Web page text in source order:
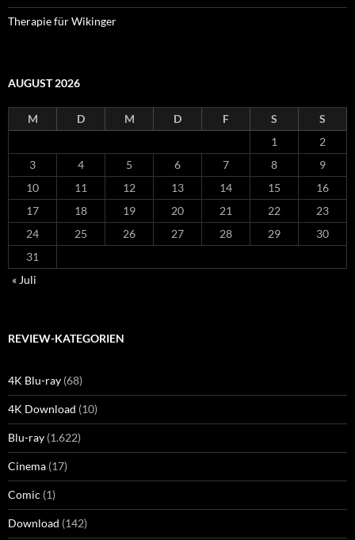
Therapie für Wikinger
AUGUST 2026
M D M D F S
S
1
2
3
4 5 6 7 8
9
10
11 12 13 14 15
16
17
18 19 20 21 22
23
24
25 26 27 28 29
30
31
« Juli
REVIEW-KATEGORIEN
4K Blu-ray (68)
4K Download (10)
Blu-ray (1.622)
Cinema (17)
Comic (1)
Download (142)